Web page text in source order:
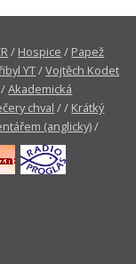
/ Hospice / Papež
YT/Vojtěch Kodet
/Akademická
chval / / Krátký
(anglicky)/